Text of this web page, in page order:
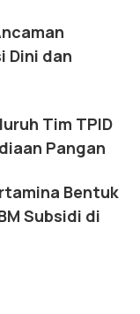
Dini dan
Tim TPID
Pangan
Bentuk
Subsidi di